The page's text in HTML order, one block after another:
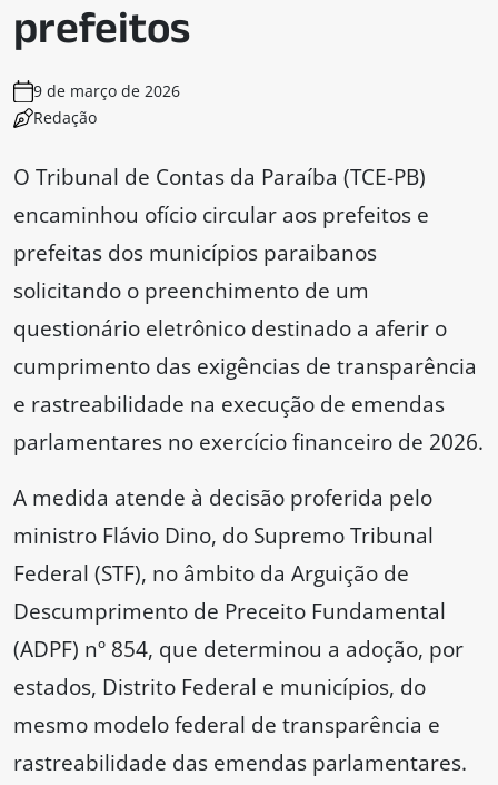
prefeitos
9 de março de 2026
Redação
O Tribunal de Contas da Paraíba (TCE-PB)
encaminhou ofício circular aos prefeitos e
prefeitas dos municípios paraibanos
solicitando o preenchimento de um
questionário eletrônico destinado a aferir o
cumprimento das exigências de transparência
e rastreabilidade na execução de emendas
parlamentares no exercício financeiro de 2026.
A medida atende à decisão proferida pelo
ministro Flávio Dino, do Supremo Tribunal
Federal (STF), no âmbito da Arguição de
Descumprimento de Preceito Fundamental
(ADPF) nº 854, que determinou a adoção, por
estados, Distrito Federal e municípios, do
mesmo modelo federal de transparência e
rastreabilidade das emendas parlamentares.